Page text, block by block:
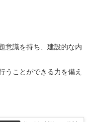
意識を持ち、建設的な内
うことができる力を備え